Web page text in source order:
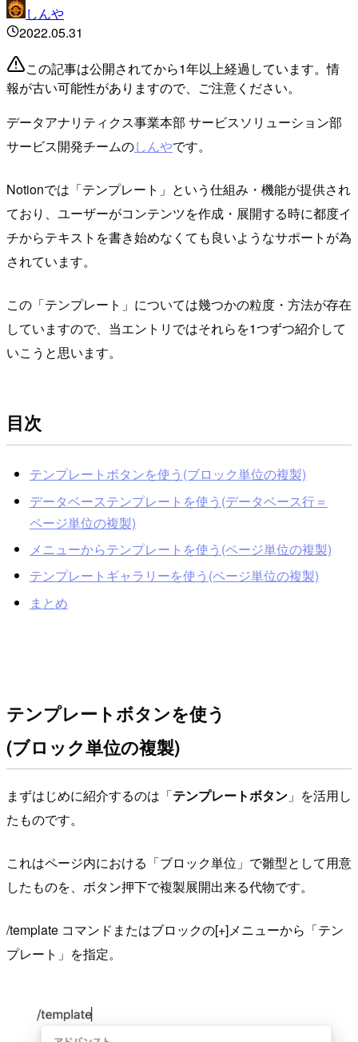
しんや
2022.05.31
この記事は公開されてから1年以上経過しています。情
報が古い可能性がありますので、ご注意ください。
データアナリティクス事業本部 サービスソリューション部
サービス開発チームのしんやです。
Notionでは「テンプレート」という仕組み・機能が提供され
ており、ユーザーがコンテンツを作成・展開する時に都度イ
チからテキストを書き始めなくても良いようなサポートが為
されています。
この「テンプレート」については幾つかの粒度・方法が存在
していますので、当エントリではそれらを1つずつ紹介して
いこうと思います。
目次
テンプレートボタンを使う(ブロック単位の複製)
データベーステンプレートを使う(データベース行＝
ページ単位の複製)
メニューからテンプレートを使う(ページ単位の複製)
テンプレートギャラリーを使う(ページ単位の複製)
まとめ
テンプレートボタンを使う
(ブロック単位の複製)
まずはじめに紹介するのは「テンプレートボタン 」を活用し
たものです。
これはページ内における「ブロック単位」で雛型として用意
したものを、ボタン押下で複製展開出来る代物です。
/template コマンドまたはブロックの[+]メニューから「テン
プレート」を指定。